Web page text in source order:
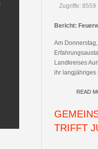
Zugriffe: 8559
Bericht:
Am
Landkreises
ihr langjähriges
READ
TRIFFT